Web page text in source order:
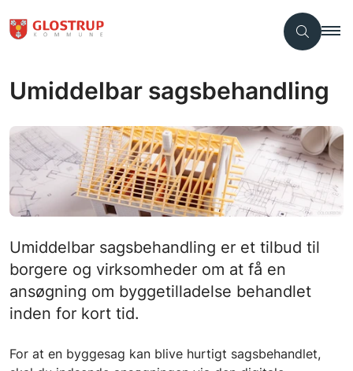
Umiddelbar sagsbehandling
Umiddelbar sagsbehandling er et tilbud til
borgere og virksomheder om at få en
ansøgning om byggetilladelse behandlet
inden for kort tid.
For at en byggesag kan blive hurtigt sagsbehandlet,